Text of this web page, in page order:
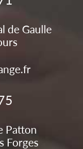
de Gaulle
Patton
Forges